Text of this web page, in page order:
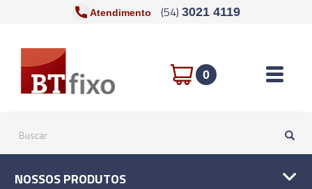
Atendimento (54) 3021 4119
0 Toggle
NOSSOS PRODUTOS